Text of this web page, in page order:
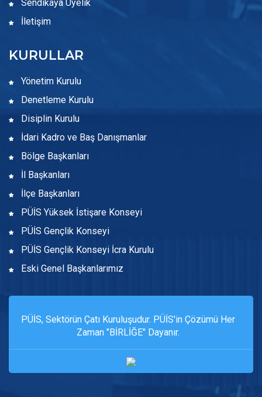
Sendikaya Üyelik
İletişim
KURULLAR
Yönetim Kurulu
Denetleme Kurulu
Disiplin Kurulu
İdari Kadro ve Baş Danışmanlar
Bölge Başkanları
İl Başkanları
İlçe Başkanları
PÜİS Yüksek İstişare Konseyi
PÜİS Gençlik Konseyi
PÜİS Gençlik Konseyi İcra Kurulu
Eski Genel Başkanlarımız
PÜİS, Sektörün Çatı Kuruluşudur. PÜİS'in Çözümü Her
Zaman "BİRLİĞE" Dayanır.